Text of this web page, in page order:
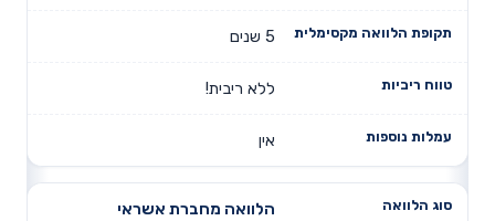
5 שנים
ללא ריבית!
אין
הלוואה מחברת אשראי